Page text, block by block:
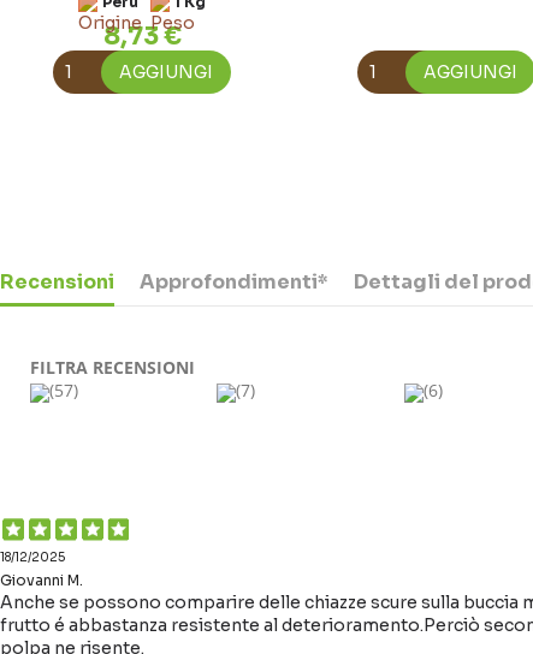
8,73 €
AGGIUNGI AGGIUNGI
Recensioni Approfondimenti* Dettagli del
FILTRA RECENSIONI
(57)
(7) (6)
18/12/2025
Giovanni M.
Anche se possono comparire delle chiazze scure sulla
frutto é abbastanza resistente al deterioramento.Perciò
polpa ne risente.